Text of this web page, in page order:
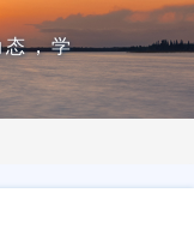
，学